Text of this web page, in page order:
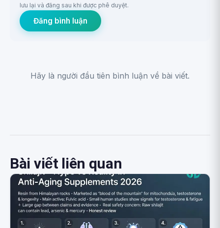
lưu lại và đăng sau khi được phê duyệt.
Đăng bình luận
Hãy là người đầu tiên bình luận về bài viết.
Bài viết liên quan